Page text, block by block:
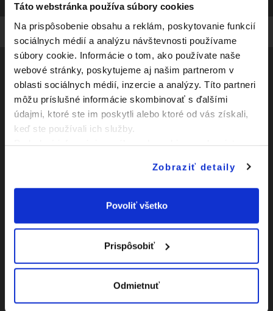
Táto webstránka používa súbory cookies
Na prispôsobenie obsahu a reklám, poskytovanie funkcií
sociálnych médií a analýzu návštevnosti používame
súbory cookie. Informácie o tom, ako používate naše
webové stránky, poskytujeme aj našim partnerom v
oblasti sociálnych médií, inzercie a analýzy. Títo partneri
môžu príslušné informácie skombinovať s ďalšími
údajmi, ktoré ste im poskytli alebo ktoré od vás získali,
keď ste používali ich služby.
Zobraziť detaily
Povoliť všetko
Prispôsobiť
Odmietnuť
Zápasy
Kluby
Vyhlásenie o
prístupnosti
Nastavenia Cookies |
webu
Social
Facebook
Instagram